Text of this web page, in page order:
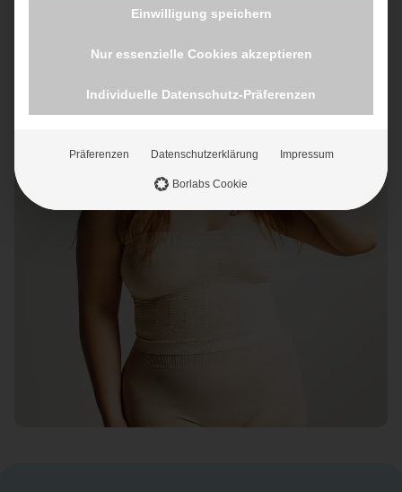
Einwilligung speichern
Nur essenzielle Cookies akzeptieren
Individuelle Datenschutz-Präferenzen
Präferenzen Datenschutzerklärung Impressum
Borlabs Cookie